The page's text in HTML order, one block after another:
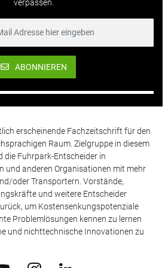
verpassen.
ABONNIEREN
erscheinende Fachzeitschrift für den
Raum. Zielgruppe in diesem
die Fuhrpark-Entscheider in
und anderen Organisationen mit mehr
oder Transportern. Vorstände,
und weitere Entscheider
um Kostensenkungspotenziale
Problemlösungen kennen zu lernen
und nichttechnische Innovationen zu